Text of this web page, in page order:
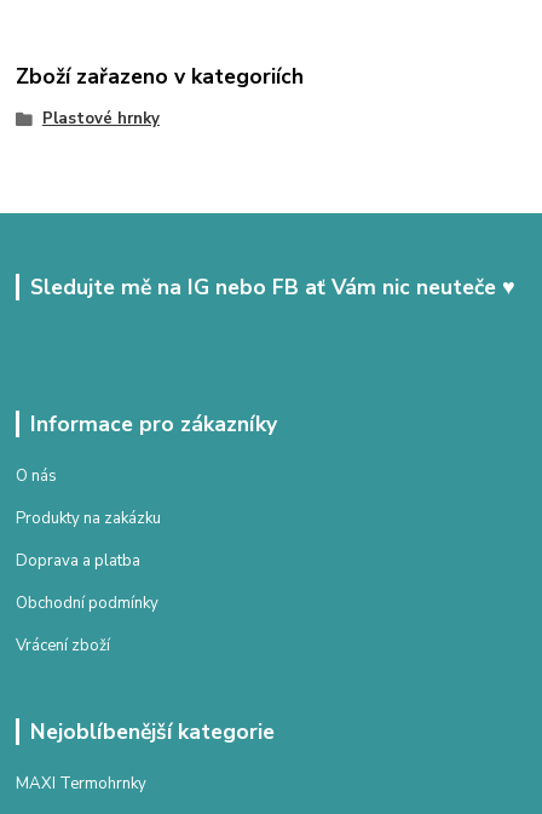
Zboží zařazeno v kategoriích
Plastové hrnky
Sledujte mě na IG nebo FB ať Vám nic neuteče ♥
Informace pro zákazníky
O nás
Produkty na zakázku
Doprava a platba
Obchodní podmínky
Vrácení zboží
Nejoblíbenější kategorie
MAXI Termohrnky